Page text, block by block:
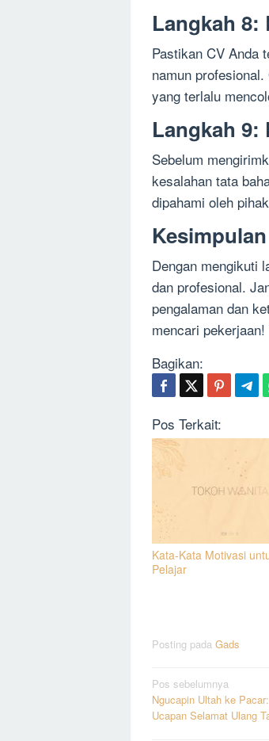
Langkah 8:
Pastikan CV Anda
namun
yang terlalu
Langkah 9:
Sebelum
kesalahan tata
dipahami oleh
Kesimpulan
Dengan mengikuti
dan profesional.
pengalaman dan
mencari
Bagikan:
Pos Terkait:
Kata-Kata Motivasi
Pelajar
Posting pada Gads
Navigasi
pos
Pos sebelumnya
Ngucapin Ultah ke
Ucapan Selamat Ulang